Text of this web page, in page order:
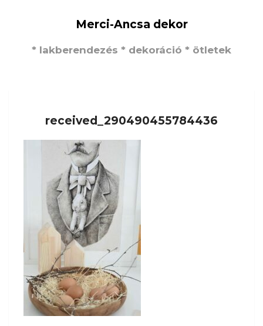
Merci-Ancsa dekor
* lakberendezés * dekoráció * ötletek
received_290490455784436